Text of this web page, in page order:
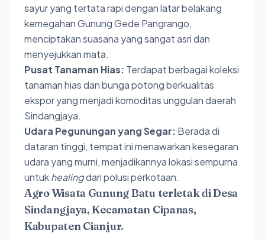
sayur yang tertata rapi dengan latar belakang
kemegahan Gunung Gede Pangrango,
menciptakan suasana yang sangat asri dan
menyejukkan mata.
Pusat Tanaman Hias: Terdapat berbagai koleksi
tanaman hias dan bunga potong berkualitas
ekspor yang menjadi komoditas unggulan daerah
Sindangjaya.
Udara Pegunungan yang Segar: Berada di
dataran tinggi, tempat ini menawarkan kesegaran
udara yang murni, menjadikannya lokasi sempurna
untukhealingdari polusi perkotaan.
Agro Wisata Gunung Batu terletak di Desa
Sindangjaya, Kecamatan Cipanas,
Kabupaten Cianjur.